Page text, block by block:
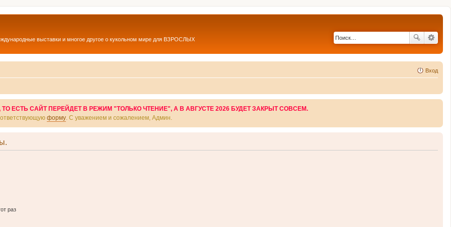
выставки и многое другое о кукольном мире для ВЗРОСЛЫХ
Вход
ЕСТЬ САЙТ ПЕРЕЙДЕТ В РЕЖИМ "ТОЛЬКО ЧТЕНИЕ", А В АВГУСТЕ 2026 БУДЕТ ЗАКРЫТ СОВСЕМ.
форму . С уважением и сожалением, Админ.
раз